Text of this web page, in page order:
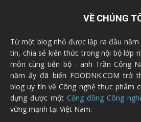
VỀ CHÚNG
Từ một blog nhỏ được lập ra đầu
tin, chia sẻ kiến thức trong nội bộ lớp
môn cùng tiến bộ - anh Trần Công
năm ấy đã biến FOODNK.COM trở
blog uy tín về Công nghệ thực phẩm
dựng được một Cộng đồng Công
vững mạnh tại Việt Nam.